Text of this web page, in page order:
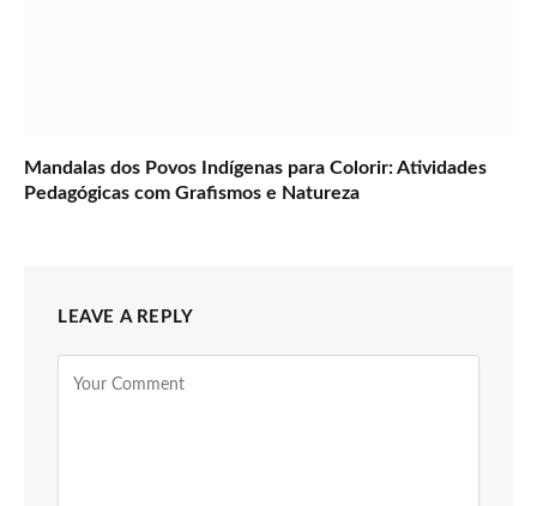
Mandalas dos Povos Indígenas para Colorir: Atividades
Pedagógicas com Grafismos e Natureza
LEAVE A REPLY